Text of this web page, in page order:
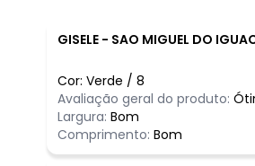
GISELE - SAO MIGUEL DO
Cor: Verde / 8
Avaliação geral do produto:
Largura: Bom
Comprimento: Bom